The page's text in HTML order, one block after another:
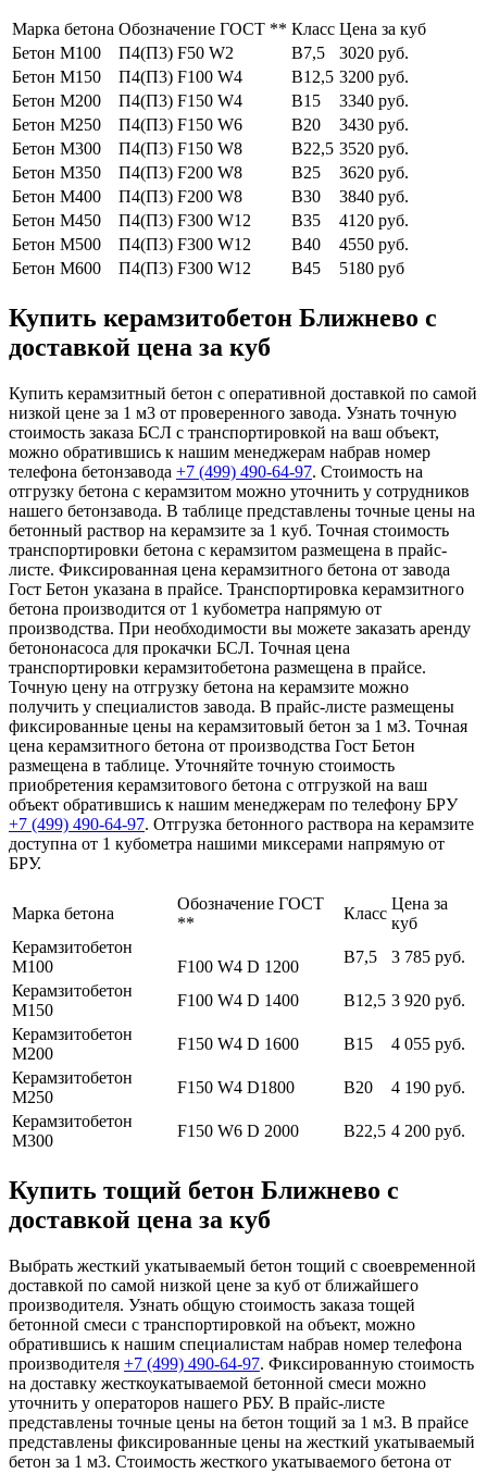
Марка бетона Обозначение ГОСТ ** Класс Цена за куб
Бетон М100
П4(П3) F50 W2 В7,5
3020 руб.
Бетон М150
П4(П3) F100 W4 В12,5 3200 руб.
Бетон М200
П4(П3) F150 W4 В15
3340 руб.
Бетон М250
П4(П3) F150 W6 В20
3430 руб.
Бетон М300
П4(П3) F150 W8 В22,5 3520 руб.
Бетон М350
П4(П3) F200 W8 В25
3620 руб.
Бетон М400
П4(П3) F200 W8 В30
3840 руб.
Бетон М450
П4(П3) F300 W12 В35
4120 руб.
Бетон М500
П4(П3) F300 W12 В40
4550 руб.
Бетон М600
П4(П3) F300 W12 В45 5180 руб
Купить керамзитобетон Ближнево с
доставкой цена за куб
Купить керамзитный бетон с оперативной доставкой по самой
низкой цене за 1 м3 от проверенного завода. Узнать точную
стоимость заказа БСЛ с транспортировкой на ваш объект,
можно обратившись к нашим менеджерам набрав номер
телефона бетонзавода +7 (499) 490-64-97. Стоимость на
отгрузку бетона с керамзитом можно уточнить у сотрудников
нашего бетонзавода. В таблице представлены точные цены на
бетонный раствор на керамзите за 1 куб. Точная стоимость
транспортировки бетона с керамзитом размещена в прайс-
листе. Фиксированная цена керамзитного бетона от завода
Гост Бетон указана в прайсе. Транспортировка керамзитного
бетона производится от 1 кубометра напрямую от
производства. При необходимости вы можете заказать аренду
бетононасоса для прокачки БСЛ. Точная цена
транспортировки керамзитобетона размещена в прайсе.
Точную цену на отгрузку бетона на керамзите можно
получить у специалистов завода. В прайс-листе размещены
фиксированные цены на керамзитовый бетон за 1 м3. Точная
цена керамзитного бетона от производства Гост Бетон
размещена в таблице. Уточняйте точную стоимость
приобретения керамзитового бетона с отгрузкой на ваш
объект обратившись к нашим менеджерам по телефону БРУ
+7 (499) 490-64-97. Отгрузка бетонного раствора на керамзите
доступна от 1 кубометра нашими миксерами напрямую от
БРУ.
Марка бетона
Обозначение ГОСТ
**
Класс
Цена за
куб
Керамзитобетон
М100
F100 W4 D 1200
В7,5
3 785 руб.
Керамзитобетон
М150
F100 W4 D 1400 В12,5 3 920 руб.
Керамзитобетон
М200
F150 W4 D 1600 В15
4 055 руб.
Керамзитобетон
М250
F150 W4 D1800 В20
4 190 руб.
Керамзитобетон
М300
F150 W6 D 2000 В22,5 4 200 руб.
Купить тощий бетон Ближнево с
доставкой цена за куб
Выбрать жесткий укатываемый бетон тощий с своевременной
доставкой по самой низкой цене за куб от ближайшего
производителя. Узнать общую стоимость заказа тощей
бетонной смеси с транспортировкой на объект, можно
обратившись к нашим специалистам набрав номер телефона
производителя +7 (499) 490-64-97. Фиксированную стоимость
на доставку жесткоукатываемой бетонной смеси можно
уточнить у операторов нашего РБУ. В прайс-листе
представлены точные цены на бетон тощий за 1 м3. В прайсе
представлены фиксированные цены на жесткий укатываемый
бетон за 1 м3. Стоимость жесткого укатываемого бетона от